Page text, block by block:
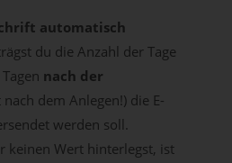
automatisch
du die Anzahl der Tage
nach der
dem Anlegen!) die E-
werden soll.
keinen Wert hinterlegst, ist